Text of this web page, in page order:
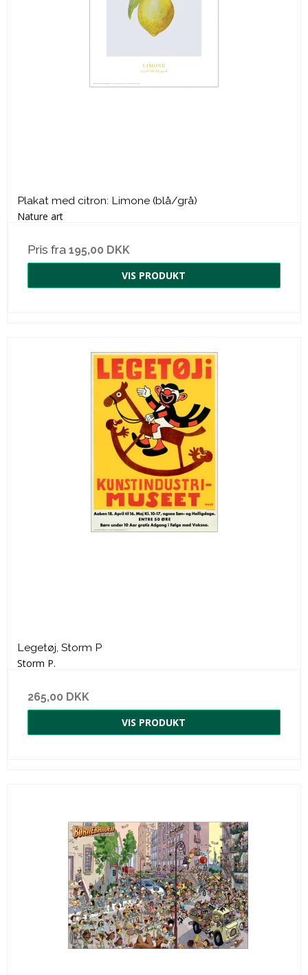
Plakat med citron: Limone (blå/grå)
Nature art
Pris fra 195,00 DKK
VIS PRODUKT
Legetøj, Storm P
Storm P.
265,00 DKK
VIS PRODUKT